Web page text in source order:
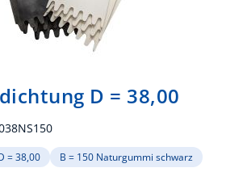
D = 38,00
= 38,00 B = 150 Naturgummi schwarz